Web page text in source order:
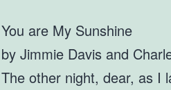
You are My Sunshine
by Jimmie Davis and
The other night, dear, as I